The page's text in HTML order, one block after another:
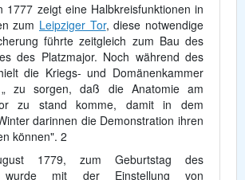
1777 zeigt eine Halbkreisfunktionen in
zum Leipziger Tor, diese notwendige
führte zeitgleich zum Bau des
des Platzmajor. Noch während des
die Kriegs- und Domänenkammer
zu sorgen, daß die Anatomie am
zu stand komme, damit in dem
darinnen die Demonstration ihren
können". 2
1779, zum Geburtstag des
wurde mit der Einstellung von